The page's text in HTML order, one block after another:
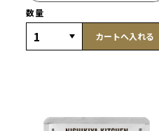
数量
カートへ入れる